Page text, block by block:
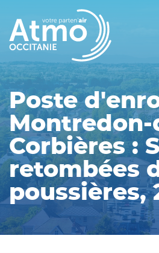
Main
navigation
Poste
Montredon-
Corbières :
retombées
poussières,
Panneau de gestion des cookies